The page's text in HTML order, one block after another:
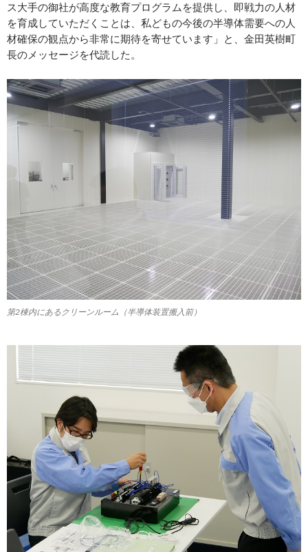
ス大手の御社が高度な教育プログラムを提供し、即戦力の人材
を育成していただくことは、私どもの今後の半導体需要への人
材確保の観点から非常に期待を寄せています」と、金田英樹町
長のメッセージを代読した。
第2棟内にあるクリーンルーム（半導体装置搬入前）